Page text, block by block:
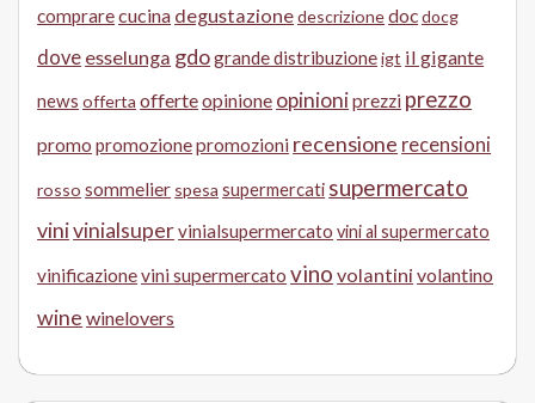
comprarecucina degustazionedescrizionedocdocg
dove esselunga gdogrande distribuzioneigt il gigante
news offerta offerteopinione opinioniprezzi prezzo
promo promozionepromozioni recensione recensioni
rosso sommelier spesa supermercati supermercato
vinivinialsupervinialsupermercato vini al supermercato
vinificazionevini supermercato vino volantini volantino
wine winelovers